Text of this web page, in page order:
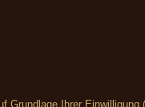
Grundlage Ihrer